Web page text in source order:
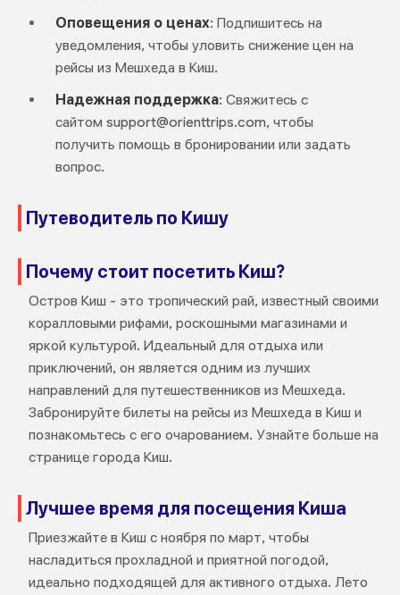
Оповещения о ценах: Подпишитесь на
уведомления, чтобы уловить снижение цен на
рейсы из Мешхеда в Киш.
Надежная поддержка: Свяжитесь с
сайтом support@orienttrips.com, чтобы
получить помощь в бронировании или задать
вопрос.
Путеводитель по Кишу
Почему стоит посетить Киш?
Остров Киш - это тропический рай, известный своими
коралловыми рифами, роскошными магазинами и
яркой культурой. Идеальный для отдыха или
приключений, он является одним из лучших
направлений для путешественников из Мешхеда.
Забронируйте билеты на рейсы из Мешхеда в Киш и
познакомьтесь с его очарованием. Узнайте больше на
странице города Киш.
Лучшее время для посещения Киша
Приезжайте в Киш с ноября по март, чтобы
насладиться прохладной и приятной погодой,
идеально подходящей для активного отдыха. Лето